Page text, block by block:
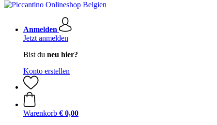
Anmelden
Jetzt anmelden
Bist du neu hier?
Konto erstellen
Warenkorb € 0,00